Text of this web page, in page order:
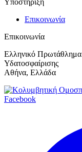
Επικοινωνία
Επικοινωνία
Ελληνικό Πρωτάθλημα
Υδατοσφαίρισης
Αθήνα, Ελλάδα
Facebook